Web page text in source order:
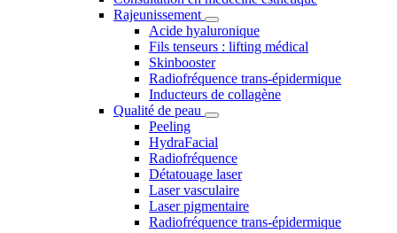
Rajeunissement
Acide hyaluronique
Fils tenseurs : lifting médical
Skinbooster
Radiofréquence trans-épidermique
Inducteurs de collagène
Qualité de peau
Peeling
HydraFacial
Radiofréquence
Détatouage laser
Laser vasculaire
Laser pigmentaire
Radiofréquence trans-épidermique